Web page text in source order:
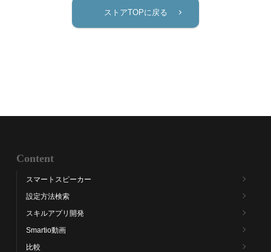
ストアTOPに戻る
Content
スマートスピーカー
設定方法検索
スキルアプリ開発
Smartio動画
比較